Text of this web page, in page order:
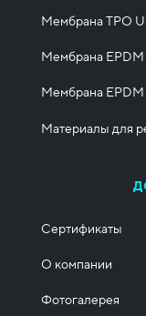
Мембрана TPO
Мембрана EPDM
Мембрана
Материалы для
Сертификаты
О компании
Фотогалерея